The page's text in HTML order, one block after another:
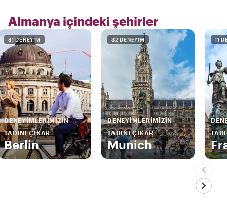
Almanya içindeki şehirler
81 DENEYIM
DENEYIMLERIMIZIN
TADINI ÇIKAR
Berlin
32 DENEYIM
DENEYIMLERIMIZIN
TADINI ÇIKAR
Munich
11